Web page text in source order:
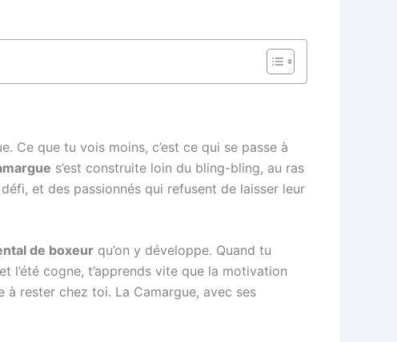
Ce que tu vois moins, c’est ce qui se passe à
s’est construite loin du bling-bling, au ras
et des passionnés qui refusent de laisser leur
de boxeur qu’on y développe. Quand tu
l’été cogne, t’apprends vite que la motivation
à rester chez toi. La Camargue, avec ses